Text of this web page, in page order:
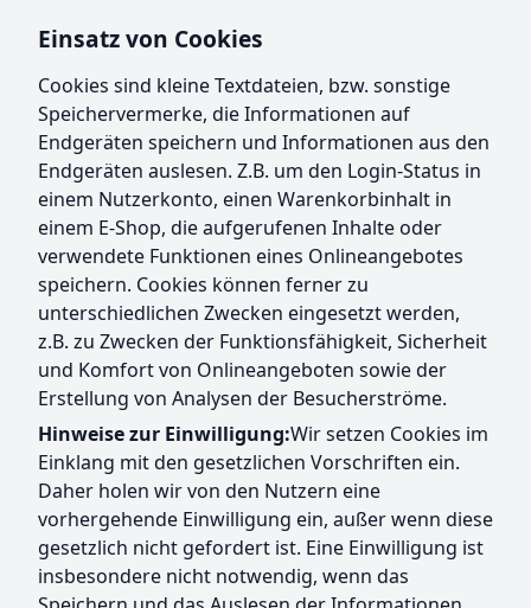
Einsatz von Cookies
Cookies sind kleine Textdateien, bzw. sonstige
Speichervermerke, die Informationen auf
Endgeräten speichern und Informationen aus den
Endgeräten auslesen. Z.B. um den Login-Status in
einem Nutzerkonto, einen Warenkorbinhalt in
einem E-Shop, die aufgerufenen Inhalte oder
verwendete Funktionen eines Onlineangebotes
speichern. Cookies können ferner zu
unterschiedlichen Zwecken eingesetzt werden,
z.B. zu Zwecken der Funktionsfähigkeit, Sicherheit
und Komfort von Onlineangeboten sowie der
Erstellung von Analysen der Besucherströme.
Hinweise zur Einwilligung:Wir setzen Cookies im
Einklang mit den gesetzlichen Vorschriften ein.
Daher holen wir von den Nutzern eine
vorhergehende Einwilligung ein, außer wenn diese
gesetzlich nicht gefordert ist. Eine Einwilligung ist
insbesondere nicht notwendig, wenn das